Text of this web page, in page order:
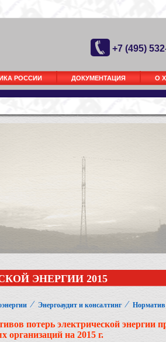
+7 (495)
РОССИИ ДОКУМЕНТАЦИЯ О
ЭНЕРГИИ 2015
⁄ Энергоаудит и консалтинг⁄ Норматив
потерь электрической энергии
организаций на 2015 г.